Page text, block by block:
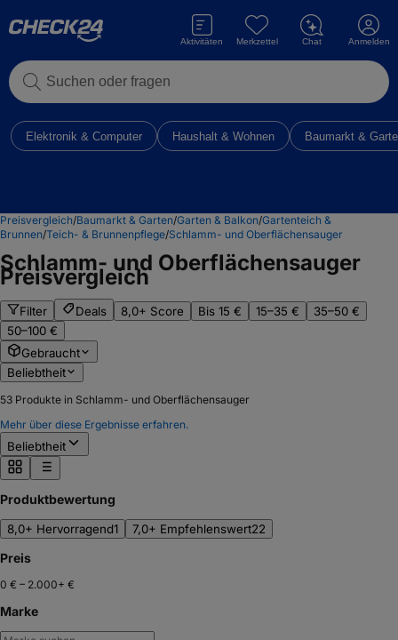
Suchen oder fragen
Aktivitäten Merkzettel Chat Anmelden
Elektronik & Computer Haushalt & Wohnen Baumarkt &
Preisvergleich/Baumarkt & Garten/Garten & Balkon/Gartenteich &
Brunnen/Teich- & Brunnenpflege/Schlamm- und Oberflächensauger
Schlamm- und Oberflächensauger
Preisvergleich
Filter Deals 8,0+ Score Bis 15 € 15–35 €
35–50 €
50–100 €
Gebraucht
Beliebtheit
53 Produkte in Schlamm- und Oberflächensauger
Mehr über diese Ergebnisse erfahren.
Beliebtheit
Produktbewertung
8,0+ Hervorragend1 7,0+ Empfehlenswert22
Preis
0 € – 2.000+ €
Marke